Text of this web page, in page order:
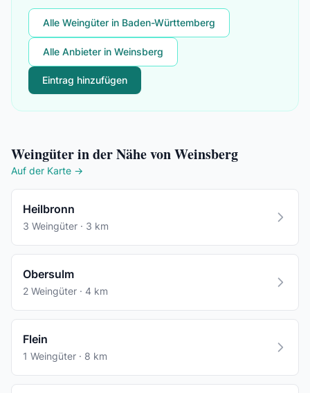
Alle Weingüter in Baden-Württemberg
Alle Anbieter in Weinsberg
Eintrag hinzufügen
Weingüter in der Nähe von Weinsberg
Auf der Karte →
Heilbronn
3 Weingüter · 3 km
Obersulm
2 Weingüter · 4 km
Flein
1 Weingüter · 8 km